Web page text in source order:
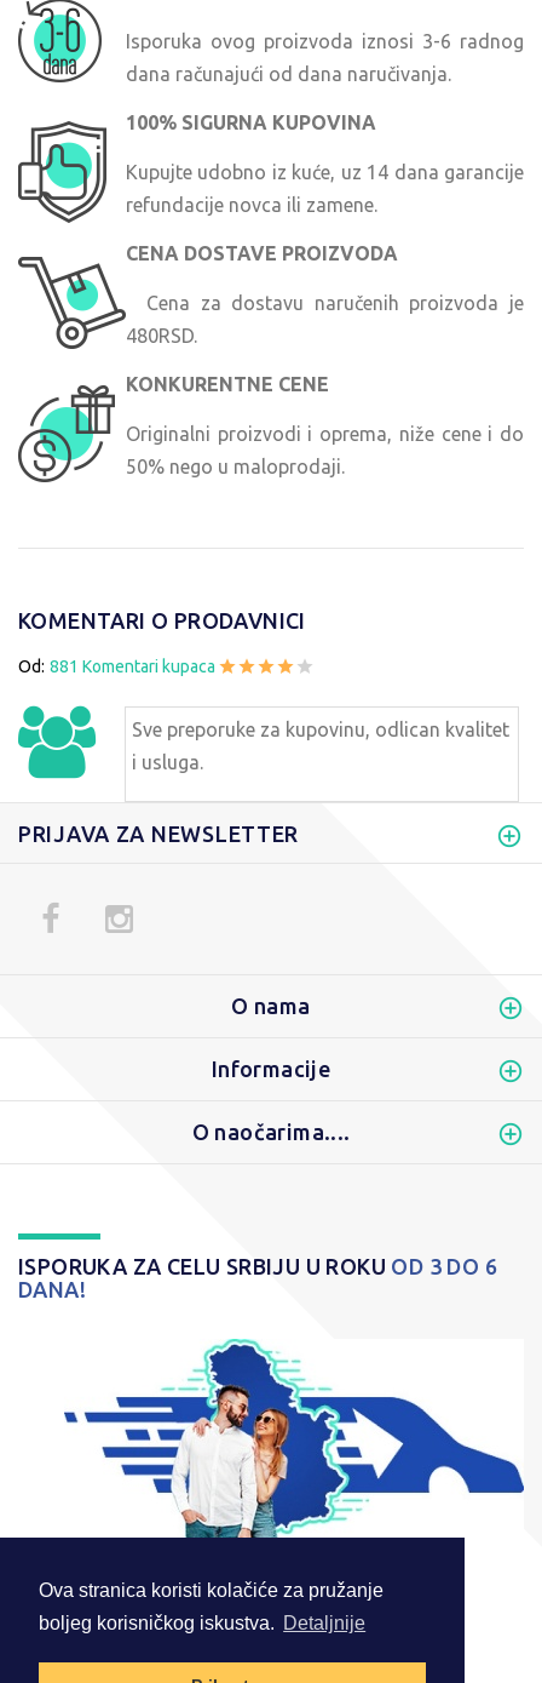
Ova stranica koristi kolačiće za pružanje
boljeg korisničkog iskustva. Detaljnije
Isporuka ovog proizvoda iznosi 3-6 radnog
dana računajući od dana naručivanja.
100% SIGURNA KUPOVINA
Kupujte udobno iz kuće, uz 14 dana garancije
refundacije novca ili zamene.
CENA DOSTAVE PROIZVODA
Cena za dostavu naručenih proizvoda je
480RSD.
KONKURENTNE CENE
Originalni proizvodi i oprema, niže cene i do
50% nego u maloprodaji.
KOMENTARI O PRODAVNICI
Od: 881 Komentari kupaca
Sve preporuke za kupovinu, odlican kvalitet
i usluga.
PRIJAVA ZA NEWSLETTER
O nama
Informacije
O naočarima....
ISPORUKA ZA CELU SRBIJU U ROKU OD 3 DO 6
DANA!
© 2026 . Sva prava zadržana.